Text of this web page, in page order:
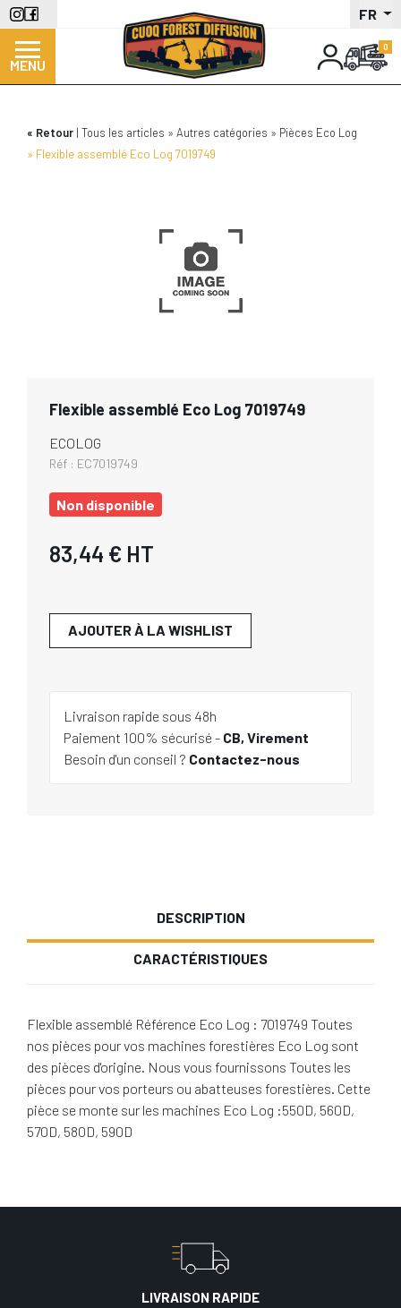
Aller
au
contenu
principal
FR
MENU
Retour Tous les articles Autres catégories
Pièces Eco Log
Flexible assemblé Eco Log 7019749
Flexible assemblé Eco Log 7019749
ECOLOG
Réf : EC7019749
Non disponible
83,44 € HT
AJOUTER À LA WISHLIST
Livraison rapide sous 48h
Paiement 100% sécurisé - CB, Virement
Besoin d'un conseil ? Contactez-nous
DESCRIPTION
CARACTÉRISTIQUES
Flexible assemblé Référence Eco Log : 7019749 Toutes
nos pièces pour vos machines forestières Eco Log sont
des pièces d'origine. Nous vous fournissons Toutes les
pièces pour vos porteurs ou abatteuses forestières. Cette
pièce se monte sur les machines Eco Log :550D, 560D,
570D, 580D, 590D
LIVRAISON RAPIDE